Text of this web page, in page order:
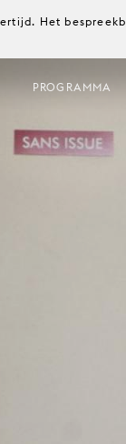
Het
PROGRAMMA